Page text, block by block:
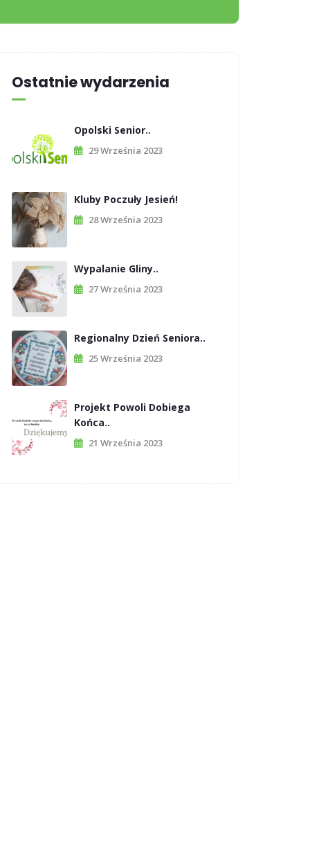
Ostatnie wydarzenia
Opolski Senior..
29 Września 2023
Kluby Poczuły Jesień!
28 Września 2023
Wypalanie Gliny..
27 Września 2023
Regionalny Dzień Seniora..
25 Września 2023
Projekt Powoli Dobiega
Końca..
21 Września 2023